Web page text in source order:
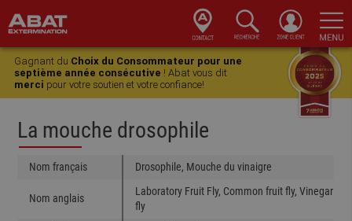
Skip
primary
navigation
Skip
main
content
Skip
primary
sidebar
Skip
footer
Gagnant du Choix du Consommateur pour une
septième année consécutive ! Abat vous dit
merci pour votre soutien et votre confiance!
La mouche drosophile
Nom français Drosophile, Mouche du vinaigre
Nom anglais
Laboratory Fruit Fly, Common fruit fly, Vinegar
fly